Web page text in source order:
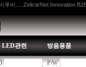
투비.....ZeilcarNet Innovation
LED관련 방음용품
P/W